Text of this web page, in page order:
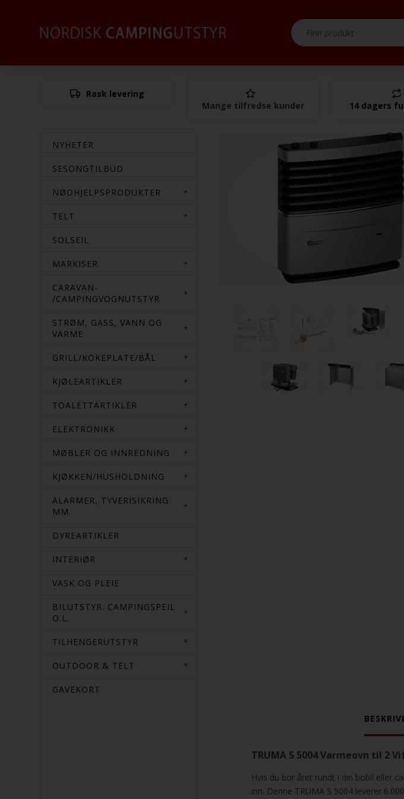
Rask levering
Mange tilfredse kunder
14 dagers
NYHETER
SESONGTILBUD
NØDHJELPSPRODUKTER
TELT
SOLSEIL
MARKISER
CARAVAN-
/CAMPINGVOGNUTSTYR
STRØM, GASS, VANN OG
VARME
GRILL/KOKEPLATE/BÅL
KJØLEARTIKLER
TOALETTARTIKLER
ELEKTRONIKK
MØBLER OG INNREDNING
KJØKKEN/HUSHOLDNING
ALARMER, TYVERISIKRING
MM.
DYREARTIKLER
INTERIØR
VASK OG PLEIE
BILUTSTYR. CAMPINGSPEIL
O.L.
TILHENGERUTSTYR
OUTDOOR & TELT
GAVEKORT
TRUMA S 5004 Varmeovn til 2
Hvis du bor året rundt i din bobil eller
inn. Denne TRUMA S 5004 leverer